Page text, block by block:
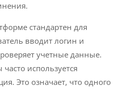
стандартен для
вводит логин и
учетные данные.
используется
Это означает, что одного